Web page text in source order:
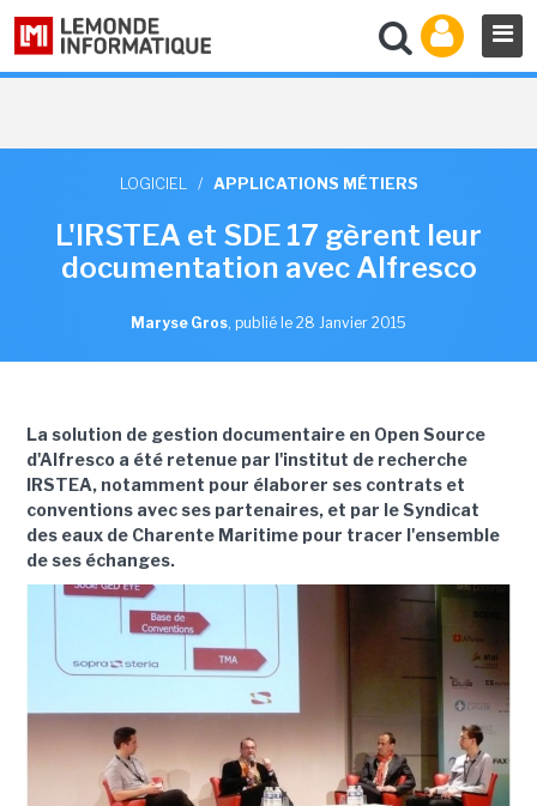
LOGICIEL / APPLICATIONS MÉTIERS
L'IRSTEA et SDE 17 gèrent leur
documentation avec Alfresco
Maryse Gros, publié le 28 Janvier 2015
La solution de gestion documentaire en Open Source
d'Alfresco a été retenue par l'institut de recherche
IRSTEA, notamment pour élaborer ses contrats et
conventions avec ses partenaires, et par le Syndicat
des eaux de Charente Maritime pour tracer l'ensemble
de ses échanges.